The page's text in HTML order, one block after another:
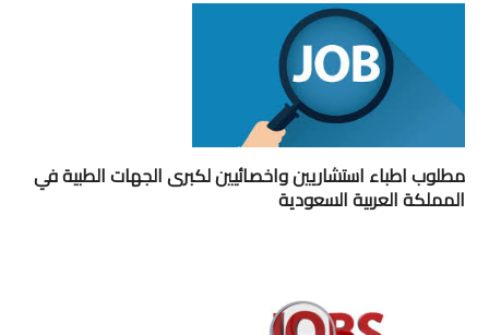
مطلوب اطباء استشاريين واخصائيين لكبرى الجهات الطبية في
المملكة العربية السعودية